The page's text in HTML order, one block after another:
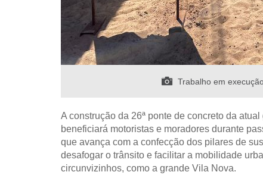
Trabalho em
A construção da 26ª ponte de concreto da
beneficiará motoristas e moradores durante
que avança com a confecção dos pilares de
desafogar o trânsito e facilitar a mobilidade
circunvizinhos, como a grande Vila Nova.